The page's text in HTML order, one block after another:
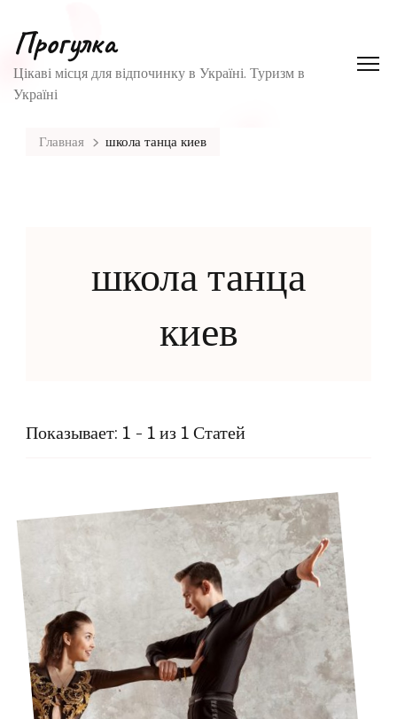
Прогулка
Цікаві місця для відпочинку в Україні. Туризм в
Україні
Главная школа танца киев
школа танца
киев
Показывает: 1 - 1 из 1 Статей